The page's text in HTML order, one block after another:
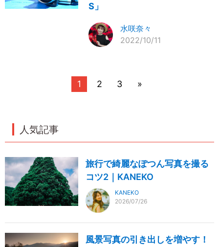
S」
水咲奈々
2022/10/11
1 2 3 »
人気記事
旅行で綺麗なぽつん写真を撮る
コツ2｜KANEKO
KANEKO
2026/07/26
風景写真の引き出しを増やす！